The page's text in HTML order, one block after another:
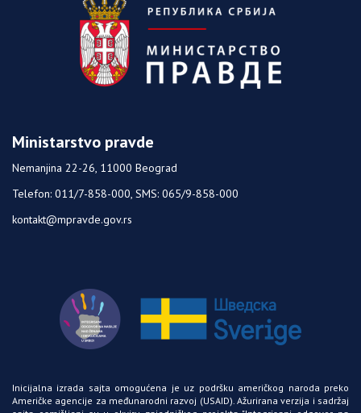
Ministarstvo pravde
Nemanjina 22-26, 11000 Beograd
Telefon: 011/7-858-000, SMS: 065/9-858-000
kontakt@mpravde.gov.rs
Inicijalna izrada sajta omogućena je uz podršku američkog naroda preko
Američke agencije za međunarodni razvoj (USAID). Ažurirana verzija i sadržaj